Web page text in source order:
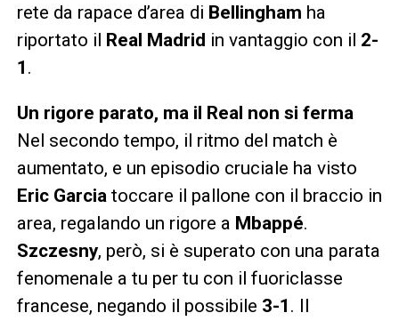
rete da rapace d’area di Bellingham ha
riportato il Real Madrid in vantaggio con il 2-
1 .
Un rigore parato, ma il Real non si ferma
Nel secondo tempo, il ritmo del match è
aumentato, e un episodio cruciale ha visto
Eric Garcia toccare il pallone con il braccio in
area, regalando un rigore a Mbappé.
Szczesny, però, si è superato con una parata
fenomenale a tu per tu con il fuoriclasse
francese, negando il possibile 3-1 . Il